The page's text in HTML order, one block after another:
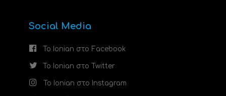
Social Media
Το Ionian στο Facebook
Το Ionian στο Twitter
Το Ionian στο Instagram